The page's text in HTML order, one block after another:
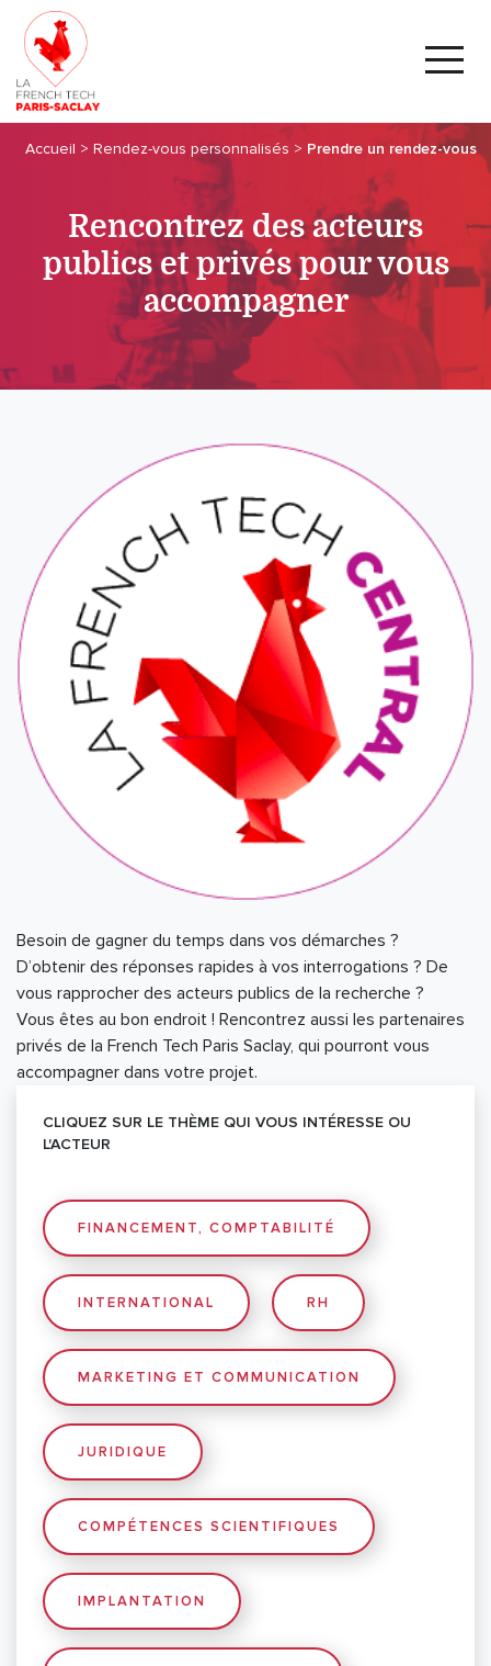
Accueil > Rendez-vous personnalisés > Prendre un rendez-vous
Rencontrez des acteurs
publics et privés pour vous
accompagner
Besoin de gagner du temps dans vos démarches ?
D’obtenir des réponses rapides à vos interrogations ? De
vous rapprocher des acteurs publics de la recherche ?
Vous êtes au bon endroit ! Rencontrez aussi les partenaires
privés de la French Tech Paris Saclay, qui pourront vous
CLIQUEZ SUR LE THÈME QUI VOUS INTÉRESSE OU
L'ACTEUR
FINANCEMENT, COMPTABILITÉ
INTERNATIONAL RH
MARKETING ET COMMUNICATION
JURIDIQUE
COMPÉTENCES SCIENTIFIQUES
IMPLANTATION